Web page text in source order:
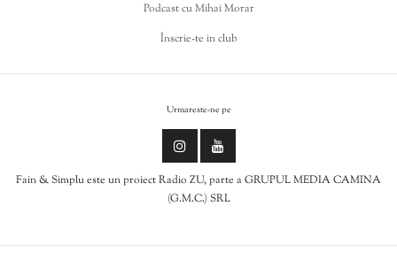
Podcast cu Mihai Morar
Înscrie-te in club
Urmareste-ne pe
Fain & Simplu este un proiect Radio ZU, parte a GRUPUL MEDIA CAMINA
(G.M.C.) SRL